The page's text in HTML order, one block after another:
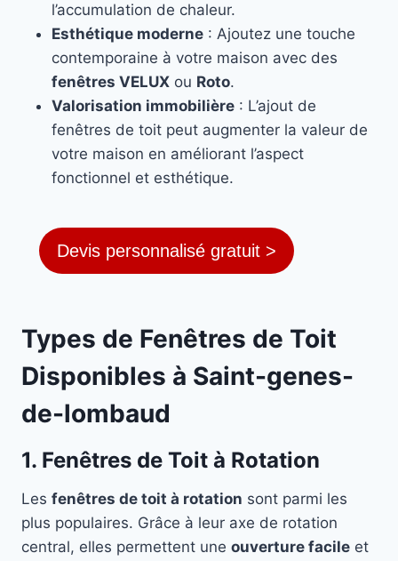
l’accumulation de chaleur.
Esthétique moderne : Ajoutez une touche
contemporaine à votre maison avec des
fenêtres VELUX ou Roto.
Valorisation immobilière : L’ajout de
fenêtres de toit peut augmenter la valeur de
votre maison en améliorant l’aspect
fonctionnel et esthétique.
Devis personnalisé gratuit >
Types de Fenêtres de Toit
Disponibles à Saint-genes-
de-lombaud
1. Fenêtres de Toit à Rotation
Les fenêtres de toit à rotation sont parmi les
plus populaires. Grâce à leur axe de rotation
central, elles permettent une ouverture facile et